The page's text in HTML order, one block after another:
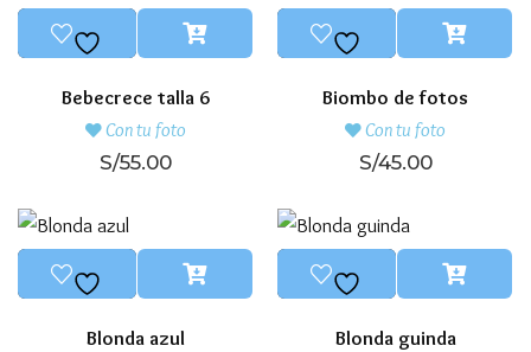
Bebecrece talla 6
Con tu foto
S/55.00
Biombo de fotos
Con tu foto
S/45.00
Blonda azul Blonda guinda